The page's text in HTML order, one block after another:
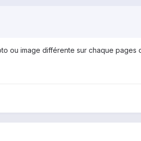
ou image différente sur chaque pages